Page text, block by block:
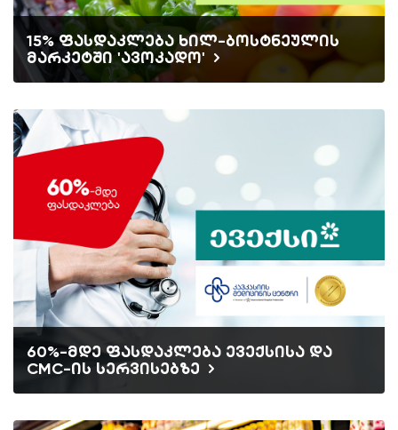
15% ფასდაკლება ხილ-ბოსტნეულის
მარკეტში 'ავოკადო'
60%-მდე ფასდაკლება ევექსისა და
CMC-ის სერვისებზე